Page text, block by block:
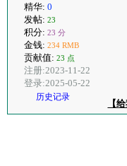
精华: 0
发帖: 23
积分: 23 分
金钱: 234 RMB
贡献值: 23 点
注册:2023-11-22
登录:2025-05-22
历史记录
【